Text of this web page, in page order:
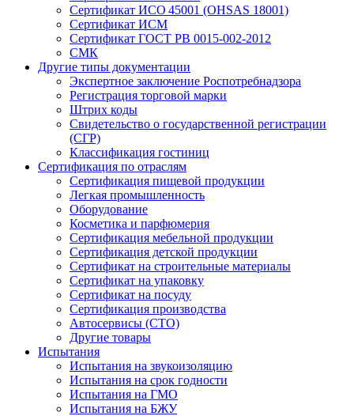
Сертификат ИСО 45001 (OHSAS 18001)
Сертификат ИСМ
Сертификат ГОСТ РВ 0015-002-2012
СМК
Другие типы документации
Экспертное заключение Роспотребнадзора
Регистрация торговой марки
Штрих коды
Свидетельство о государственной регистрации
(СГР)
Классификация гостиниц
Сертификация по отраслям
Сертификация пищевой продукции
Легкая промышленность
Оборудование
Косметика и парфюмерия
Сертификация мебельной продукции
Сертификация детской продукции
Сертификат на строительные материалы
Сертификат на упаковку
Сертификат на посуду
Сертификация производства
Автосервисы (СТО)
Другие товары
Испытания
Испытания на звукоизоляцию
Испытания на срок годности
Испытания на ГМО
Испытания на БЖУ